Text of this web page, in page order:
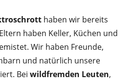
haben wir bereits
haben Keller, Küchen und
Wir haben Freunde,
und natürlich unsere
Bei wildfremden Leuten,